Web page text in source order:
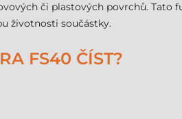
či plastových povrchů. Tato
životnosti součástky.
FS40 ČÍST?